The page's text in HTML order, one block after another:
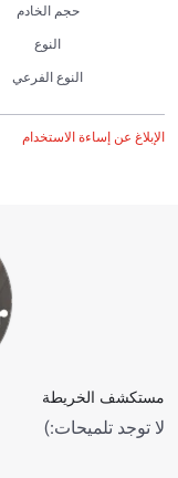
حجم الخادم
النوع
النوع الفرعي
الإبلاغ عن إساءة الاستخدام
مستكشف الخريطة
لا توجد تلميحات:)